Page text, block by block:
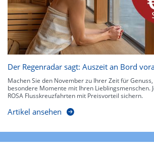
Der Regenradar sagt: Auszeit an Bord
Machen Sie den November zu Ihrer Zeit für
besondere Momente mit Ihren Lieblingsmenschen.
ROSA Flusskreuzfahrten mit Preisvorteil sichern.
Artikel ansehen